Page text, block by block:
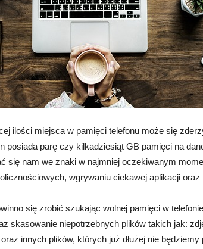
ilości miejsca w pamięci telefonu może się
posiada parę czy kilkadziesiąt GB pamięci na
się nam we znaki w najmniej oczekiwanym
wgrywaniu ciekawej aplikacji oraz
się zrobić szukając wolnej pamięci w
skasowanie niepotrzebnych plików takich jak:
innych plików, których już dłużej nie będziemy